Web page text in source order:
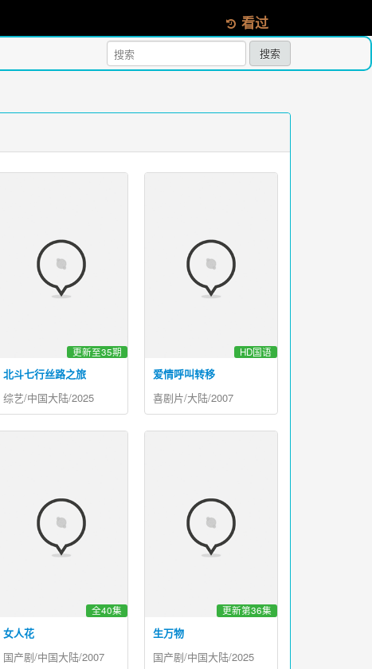
看过
搜索
北斗七行丝路之旅
更新至35期
综艺/中国大陆/2025
爱情呼叫转移
HD国语
喜剧片/大陆/2007
女人花
全40集
国产剧/中国大陆/2007
生万物
更新第36集
国产剧/中国大陆/2025